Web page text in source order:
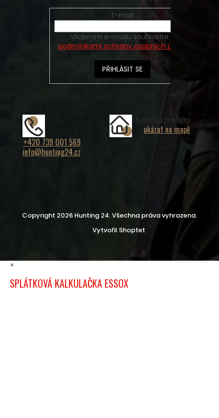
E-mail
podmínkami ochrany osobních údajů
PŘIHLÁSIT SE
+420 739 001 569
info@hunting24.cz
Kamenná prodejna
ukázat na mapě
Vytvořil Shoptet
Copyright 2026 Hunting 24. Všechna práva vyhrazena.
×
SPLÁTKOVÁ KALKULAČKA ESSOX